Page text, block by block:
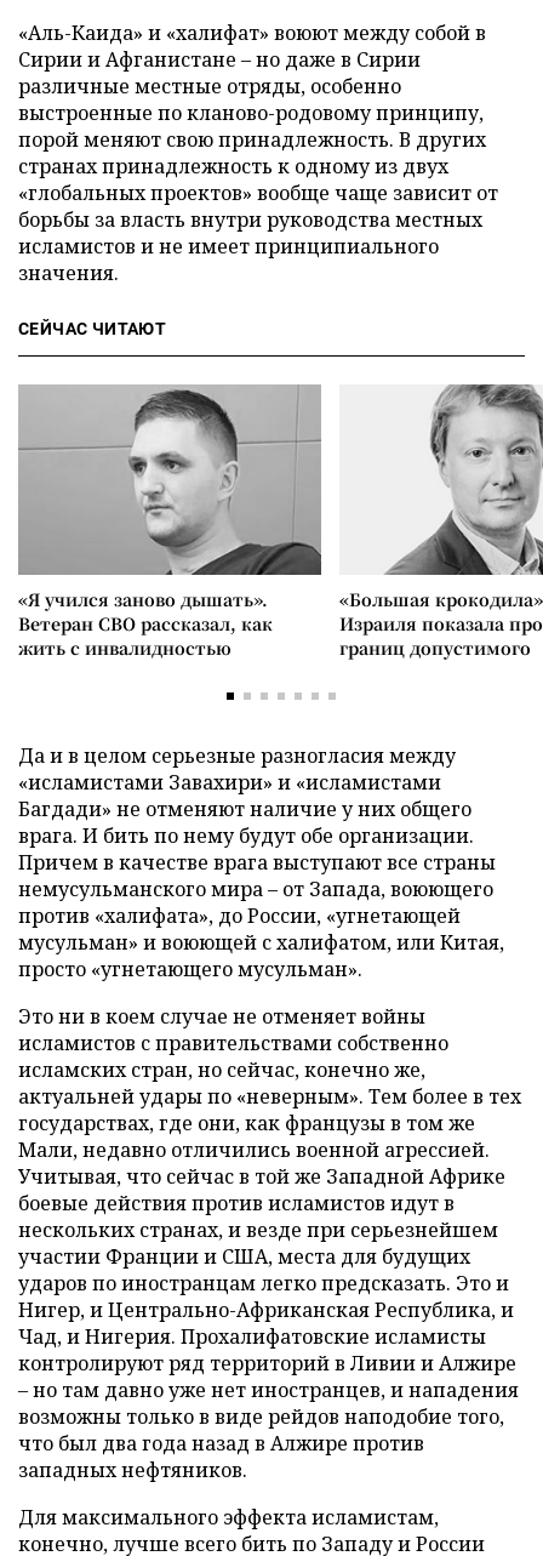
«Аль-Каида» и «халифат» воюют между собой в
Сирии и Афганистане – но даже в Сирии
различные местные отряды, особенно
выстроенные по кланово-родовому принципу,
порой меняют свою принадлежность. В других
странах принадлежность к одному из двух
«глобальных проектов» вообще чаще зависит от
борьбы за власть внутри руководства местных
исламистов и не имеет принципиального
значения.
СЕЙЧАС ЧИТАЮТ
«Я учился заново дышать».
Ветеран СВО рассказал, как
жить с инвалидностью
«Большая
Израиля показала
границ допустимого
Да и в целом серьезные разногласия между
«исламистами Завахири» и «исламистами
Багдади» не отменяют наличие у них общего
врага. И бить по нему будут обе организации.
Причем в качестве врага выступают все страны
немусульманского мира – от Запада, воюющего
против «халифата», до России, «угнетающей
мусульман» и воюющей с халифатом, или Китая,
просто «угнетающего мусульман».
Это ни в коем случае не отменяет войны
исламистов с правительствами собственно
исламских стран, но сейчас, конечно же,
актуальней удары по «неверным». Тем более в тех
государствах, где они, как французы в том же
Мали, недавно отличились военной агрессией.
Учитывая, что сейчас в той же Западной Африке
боевые действия против исламистов идут в
нескольких странах, и везде при серьезнейшем
участии Франции и США, места для будущих
ударов по иностранцам легко предсказать. Это и
Нигер, и Центрально-Африканская Республика, и
Чад, и Нигерия. Прохалифатовские исламисты
контролируют ряд территорий в Ливии и Алжире
– но там давно уже нет иностранцев, и нападения
возможны только в виде рейдов наподобие того,
что был два года назад в Алжире против
западных нефтяников.
Для максимального эффекта исламистам,
конечно, лучше всего бить по Западу и России